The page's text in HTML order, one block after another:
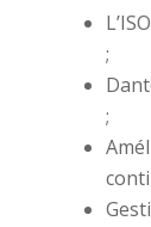
;
;